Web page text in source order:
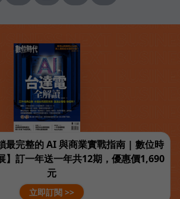
最完整的 AI 與商業實戰指南 | 數位時
】訂一年送一年共12期，優惠價1,690
元
立即訂閱 >>